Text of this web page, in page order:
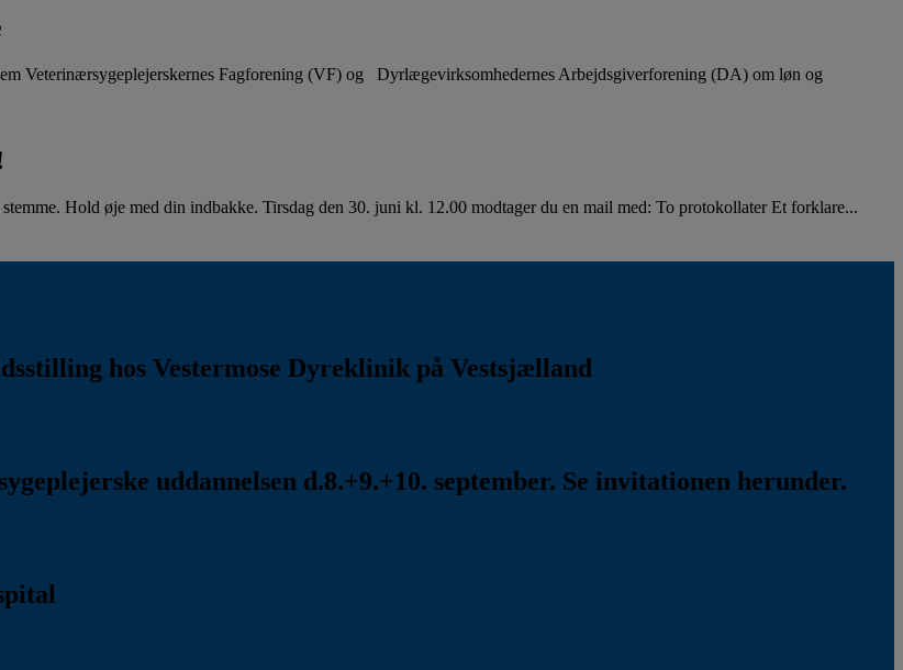
Veterinærsygeplejerskernes Fagforening (VF) og Dyrlægevirksomhedernes Arbejdsgiverforening (DA) om løn og
Hold øje med din indbakke. Tirsdag den 30. juni kl. 12.00 modtager du en mail med: To protokollater Et forklare...
hos Vestermose Dyreklinik på Vestsjælland
uddannelsen d.8.+9.+10. september. Se invitationen herunder.